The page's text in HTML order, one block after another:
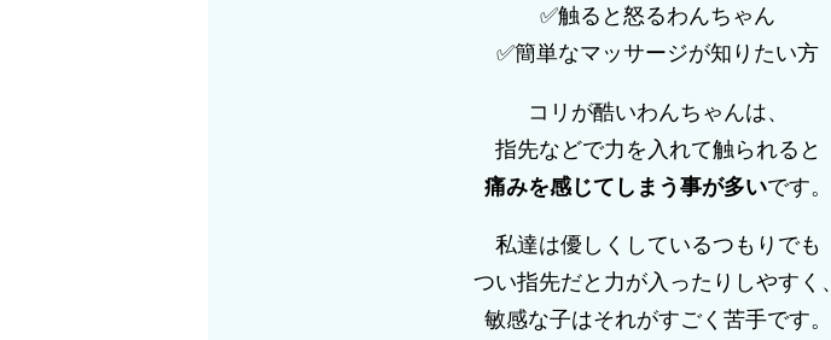
✅触ると怒るわんちゃん
✅簡単なマッサージが知りたい方
コリが酷いわんちゃんは、
指先などで力を入れて触られると
痛みを感じてしまう事が多いです。
私達は優しくしているつもりでも
つい指先だと力が入ったりしやすく、
敏感な子はそれがすごく苦手です。